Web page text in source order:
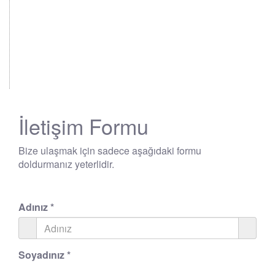
İletişim Formu
Bize ulaşmak için sadece aşağıdaki formu
doldurmanız yeterlidir.
Adınız*
Soyadınız*